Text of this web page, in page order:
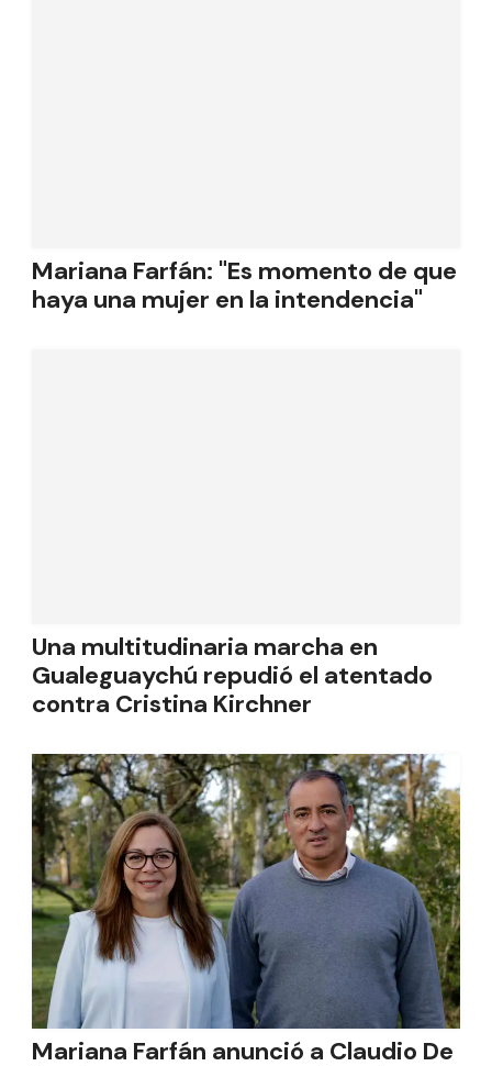
Mariana Farfán: "Es momento de que
haya una mujer en la intendencia"
Una multitudinaria marcha en
Gualeguaychú repudió el atentado
contra Cristina Kirchner
Mariana Farfán anunció a Claudio De